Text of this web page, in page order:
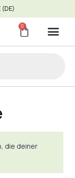
(DE)
0
die deiner